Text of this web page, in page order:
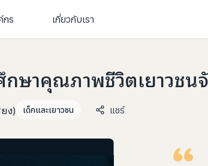
กร เกี่ยวกับเรา
ษาคุณภาพชีวิตเยาวชน
ง) เด็กและเยาวชน แชร์